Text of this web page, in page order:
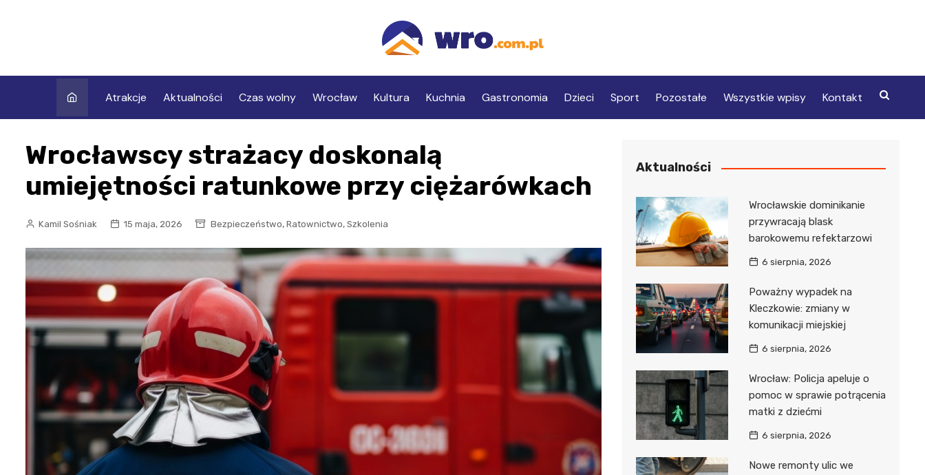
Atrakcje Aktualności Czas wolny Wrocław Kultura Kuchnia Gastronomia Dzieci Sport Pozostałe Wszystkie wpisy Kontakt
Wrocławscy strażacy doskonalą
umiejętności ratunkowe przy ciężarówkach
Kamil Sośniak 15 maja, 2026 Bezpieczeństwo, Ratownictwo, Szkolenia
Aktualności
Wrocławskie dominikanie
przywracają blask
barokowemu refektarzowi
6 sierpnia, 2026
Poważny wypadek na
Kleczkowie: zmiany w
komunikacji miejskiej
6 sierpnia, 2026
Wrocław: Policja apeluje o
pomoc w sprawie potrącenia
matki z dziećmi
6 sierpnia, 2026
Nowe remonty ulic we